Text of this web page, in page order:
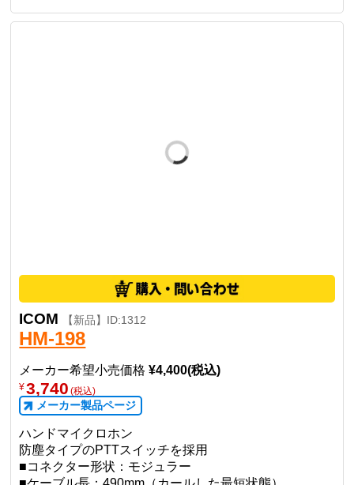
ICOM 【新品】ID:1312
HM-198
メーカー希望小売価格¥4,400(税込)
¥3,740 (税込)
メーカー製品ページ
ハンドマイクロホン
防塵タイプのPTTスイッチを採用
■コネクター形状：モジュラー